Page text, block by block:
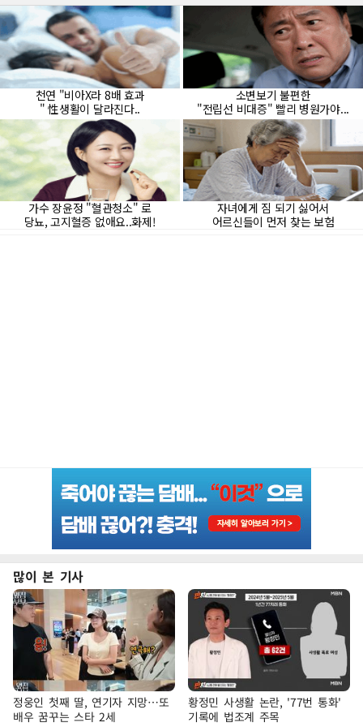
많이 본 기사
정웅인 첫째 딸, 연기자 지망…또
배우 꿈꾸는 스타 2세
황정민 사생활 논란, '77번 통화'
기록에 법조계 주목